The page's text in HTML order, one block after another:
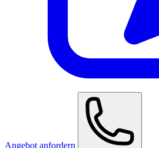
Angebot anfordern